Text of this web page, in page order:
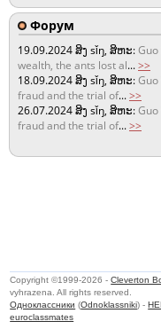
Форум
19.09.2024ສິງ sǐŋ, ສິຫະ:
wealth, the ants lost al...>>
18.09.2024ສິງ sǐŋ, ສິຫະ:
fraud and the trial of...>>
26.07.2024ສິງ sǐŋ, ສິຫະ:
fraud and the trial of...>>
Copyright ©1999-2026 -Cleverton
vyhrazena. All rights reserved.
Одноклассники (Odnoklassniki) -
euroclassmates